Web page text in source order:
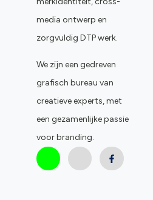
media ontwerp en
zorgvuldig DTP werk.
We zijn een gedreven
grafisch bureau van
creatieve experts, met
een gezamenlijke passie
voor branding.